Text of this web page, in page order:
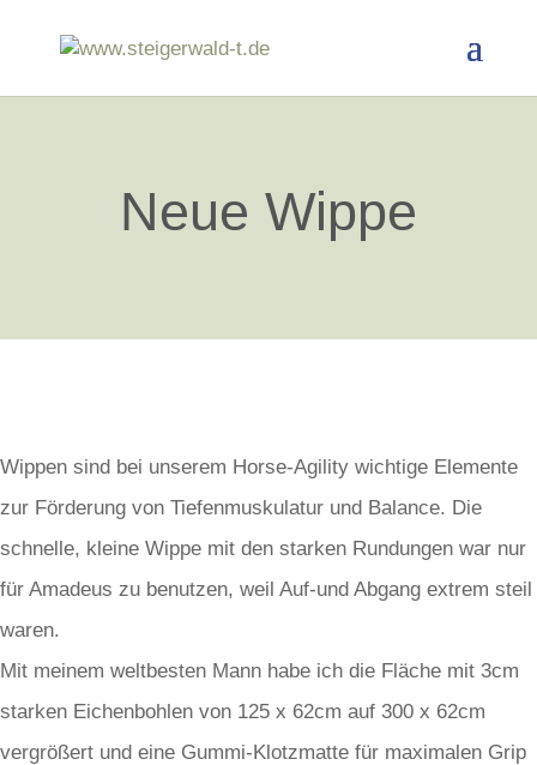
Neue Wippe
Wippen sind bei unserem Horse-Agility wichtige Elemente
zur Förderung von Tiefenmuskulatur und Balance. Die
schnelle, kleine Wippe mit den starken Rundungen war nur
für Amadeus zu benutzen, weil Auf-und Abgang extrem steil
waren.
Mit meinem weltbesten Mann habe ich die Fläche mit 3cm
starken Eichenbohlen von 125 x 62cm auf 300 x 62cm
vergrößert und eine Gummi-Klotzmatte für maximalen Grip